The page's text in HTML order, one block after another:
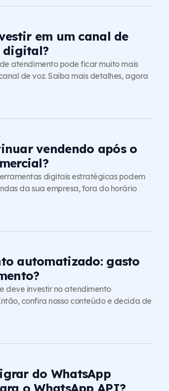
em um canal de
digital?
atendimento pode ficar muito mais
de voz. Saiba mais detalhes, agora
vendendo após o
digitais estratégicas podem
da sua empresa, fora do horário
automatizado: gasto
deve investir no atendimento
confira nosso conteúdo e decida de
do WhatsApp
o WhatsApp API?